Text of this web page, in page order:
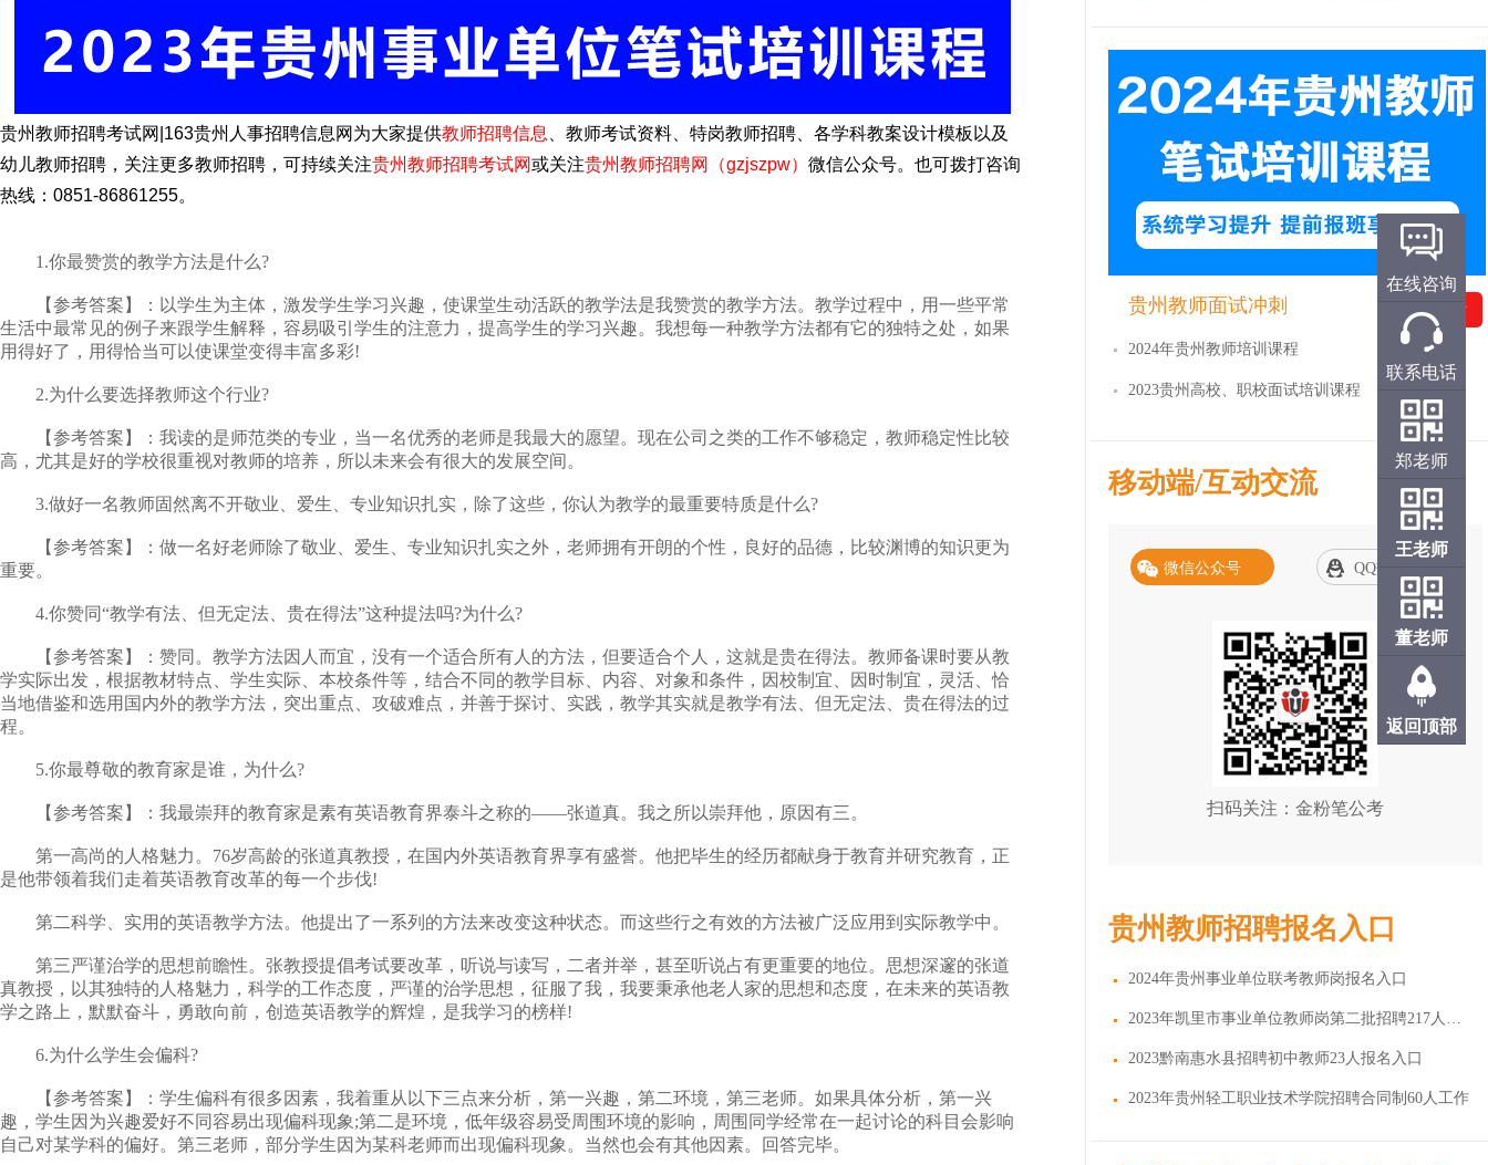
贵州教师招聘考试网 |163贵州人事招聘信息网为大家提供教师招聘信息
、教师考试资料、特岗教师招聘、各学科教案设计模板以及
幼儿教师招聘，关注更多教师招聘，可持续关注贵州教师招聘考试网或关注贵州教师招聘网（gzjszpw） 微信公众号。也可拨打咨询
热线：0851-86861255。
1.你最赞赏的教学方法是什么?
【参考答案】：以学生为主体，激发学生学习兴趣，使课堂生动活跃的教学法是我赞赏的教学方法。教学过程中，用一些平常
生活中最常见的例子来跟学生解释，容易吸引学生的注意力，提高学生的学习兴趣。我想每一种教学方法都有它的独特之处，如果
用得好了，用得恰当可以使课堂变得丰富多彩!
2.为什么要选择教师这个行业?
【参考答案】：我读的是师范类的专业，当一名优秀的老师是我最大的愿望。现在公司之类的工作不够稳定，教师稳定性比较
高，尤其是好的学校很重视对教师的培养，所以未来会有很大的发展空间。
3.做好一名教师固然离不开敬业、爱生、专业知识扎实，除了这些，你认为教学的最重要特质是什么?
【参考答案】：做一名好老师除了敬业、爱生、专业知识扎实之外，老师拥有开朗的个性，良好的品德，比较渊博的知识更为
重要。
4.你赞同“教学有法、但无定法、贵在得法”这种提法吗?为什么?
【参考答案】：赞同。教学方法因人而宜，没有一个适合所有人的方法，但要适合个人，这就是贵在得法。教师备课时要从教
学实际出发，根据教材特点、学生实际、本校条件等，结合不同的教学目标、内容、对象和条件，因校制宜、因时制宜，灵活、恰
当地借鉴和选用国内外的教学方法，突出重点、攻破难点，并善于探讨、实践，教学其实就是教学有法、但无定法、贵在得法的过
程。
5.你最尊敬的教育家是谁，为什么?
【参考答案】：我最崇拜的教育家是素有英语教育界泰斗之称的——张道真。我之所以崇拜他，原因有三。
第一高尚的人格魅力。76岁高龄的张道真教授，在国内外英语教育界享有盛誉。他把毕生的经历都献身于教育并研究教育，正
是他带领着我们走着英语教育改革的每一个步伐!
第二科学、实用的英语教学方法。他提出了一系列的方法来改变这种状态。而这些行之有效的方法被广泛应用到实际教学中。
第三严谨治学的思想前瞻性。张教授提倡考试要改革，听说与读写，二者并举，甚至听说占有更重要的地位。思想深邃的张道
真教授，以其独特的人格魅力，科学的工作态度，严谨的治学思想，征服了我，我要秉承他老人家的思想和态度，在未来的英语教
学之路上，默默奋斗，勇敢向前，创造英语教学的辉煌，是我学习的榜样!
6.为什么学生会偏科?
【参考答案】：学生偏科有很多因素，我着重从以下三点来分析，第一兴趣，第二环境，第三老师。如果具体分析，第一兴
趣，学生因为兴趣爱好不同容易出现偏科现象;第二是环境，低年级容易受周围环境的影响，周围同学经常在一起讨论的科目会影响
自己对某学科的偏好。第三老师，部分学生因为某科老师而出现偏科现象。当然也会有其他因素。回答完毕。
贵州教师面试冲刺 免费试听
2024年贵州教师培训课程
2023贵州高校、职校面试培训课程
移动端/互动交流
微信公众号 QQ交流群
扫码关注：金粉笔公考
贵州教师招聘报名入口
2024年贵州事业单位联考教师岗报名入口
2023年凯里市事业单位教师岗第二批招聘217人报名
2023黔南惠水县招聘初中教师23人报名入口
2023年贵州轻工职业技术学院招聘合同制60人工作
在线咨询
联系电话
郑老师
王老师
董老师
返回顶部